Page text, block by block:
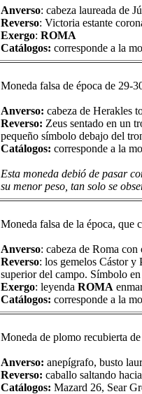
Anverso: cabeza laureada de
Reverso: Victoria estante
Exergo: ROMA
Catálogos: corresponde a la
Moneda falsa de época de 29-
Anverso: cabeza de Herakles
Reverso: Zeus sentado en un
pequeño símbolo debajo del
Catálogos: corresponde a la
Esta moneda debió de pasar
su menor peso, tan solo se
Moneda falsa de la época, que
Anverso: cabeza de Roma
Reverso: los gemelos Cástor y
superior del campo. Símbolo
Exergo: leyenda ROMA
Catálogos: corresponde a la
Moneda de plomo recubierta
Anverso: anepígrafo, busto
Reverso: caballo saltando
Catálogos: Mazard 26, Sear